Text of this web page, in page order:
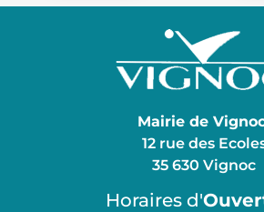
Mairie de
12 rue des
35 630 Vignoc
Horaires d'